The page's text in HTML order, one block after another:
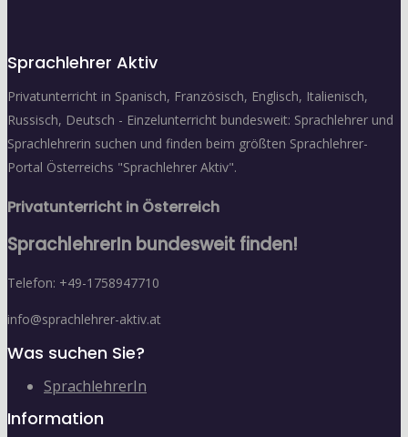
Sprachlehrer Aktiv
Privatunterricht in Spanisch, Französisch, Englisch, Italienisch,
Russisch, Deutsch - Einzelunterricht bundesweit: Sprachlehrer und
Sprachlehrerin suchen und finden beim größten Sprachlehrer-
Portal Österreichs "Sprachlehrer Aktiv".
Privatunterricht in Österreich
SprachlehrerIn bundesweit finden!
Telefon: +49-1758947710
info@sprachlehrer-aktiv.at
Was suchen Sie?
SprachlehrerIn
Information